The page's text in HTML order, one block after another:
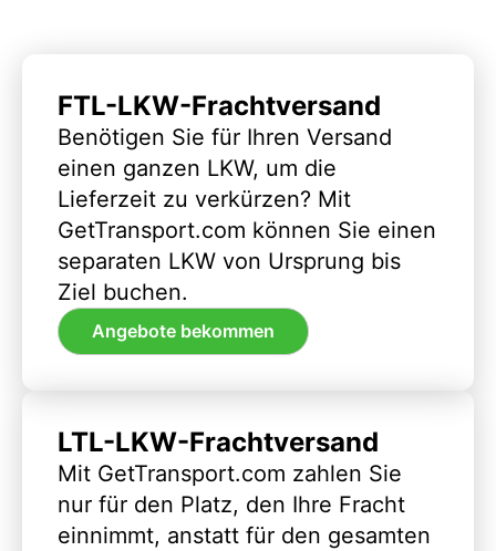
FTL-LKW-Frachtversand
Benötigen Sie für Ihren Versand
einen ganzen LKW, um die
Lieferzeit zu verkürzen? Mit
GetTransport.com können Sie einen
separaten LKW von Ursprung bis
Ziel buchen.
Angebote bekommen
LTL-LKW-Frachtversand
Mit GetTransport.com zahlen Sie
nur für den Platz, den Ihre Fracht
einnimmt, anstatt für den gesamten